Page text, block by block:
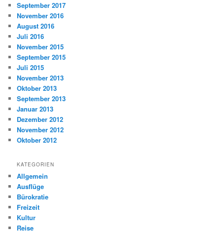
September 2017
November 2016
August 2016
Juli 2016
November 2015
September 2015
Juli 2015
November 2013
Oktober 2013
September 2013
Januar 2013
Dezember 2012
November 2012
Oktober 2012
KATEGORIEN
Allgemein
Ausflüge
Bürokratie
Freizeit
Kultur
Reise